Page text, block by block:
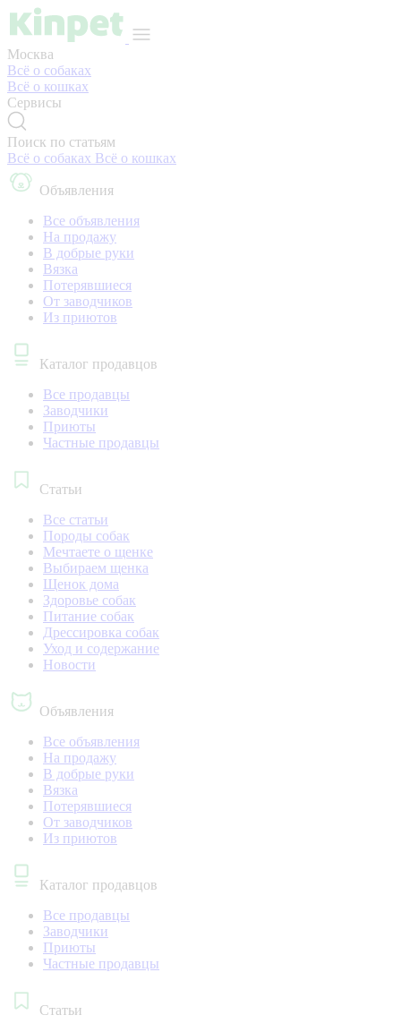
Москва
Всё о собаках
Всё о кошках
Сервисы
Поиск по статьям
Всё о собаках Всё о кошках
Объявления
Все объявления
На продажу
В добрые руки
Вязка
Потерявшиеся
От заводчиков
Из приютов
Каталог продавцов
Все продавцы
Заводчики
Приюты
Частные продавцы
Статьи
Все статьи
Породы собак
Мечтаете о щенке
Выбираем щенка
Щенок дома
Здоровье собак
Питание собак
Дрессировка собак
Уход и содержание
Новости
Объявления
Все объявления
На продажу
В добрые руки
Вязка
Потерявшиеся
От заводчиков
Из приютов
Каталог продавцов
Все продавцы
Заводчики
Приюты
Частные продавцы
Статьи